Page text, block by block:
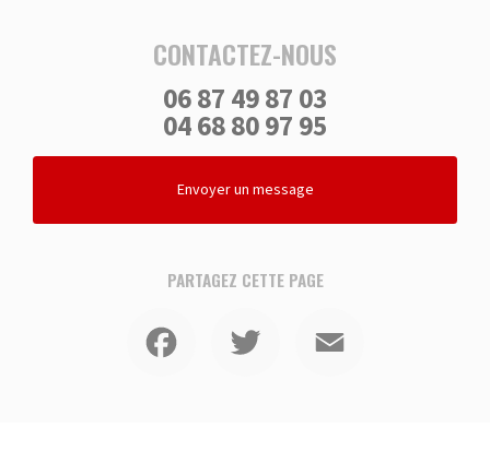
CONTACTEZ-NOUS
06 87 49 87 03
04 68 80 97 95
Envoyer un message
PARTAGEZ CETTE PAGE